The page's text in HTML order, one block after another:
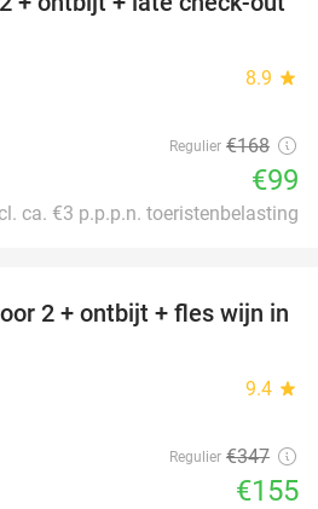
41%
8.9 star
Regulier €168
€99
ca. €3 p.p.p.n. toeristenbelasting
55%
2 + ontbijt + fles wijn in
9.4 star
Regulier €347
€155